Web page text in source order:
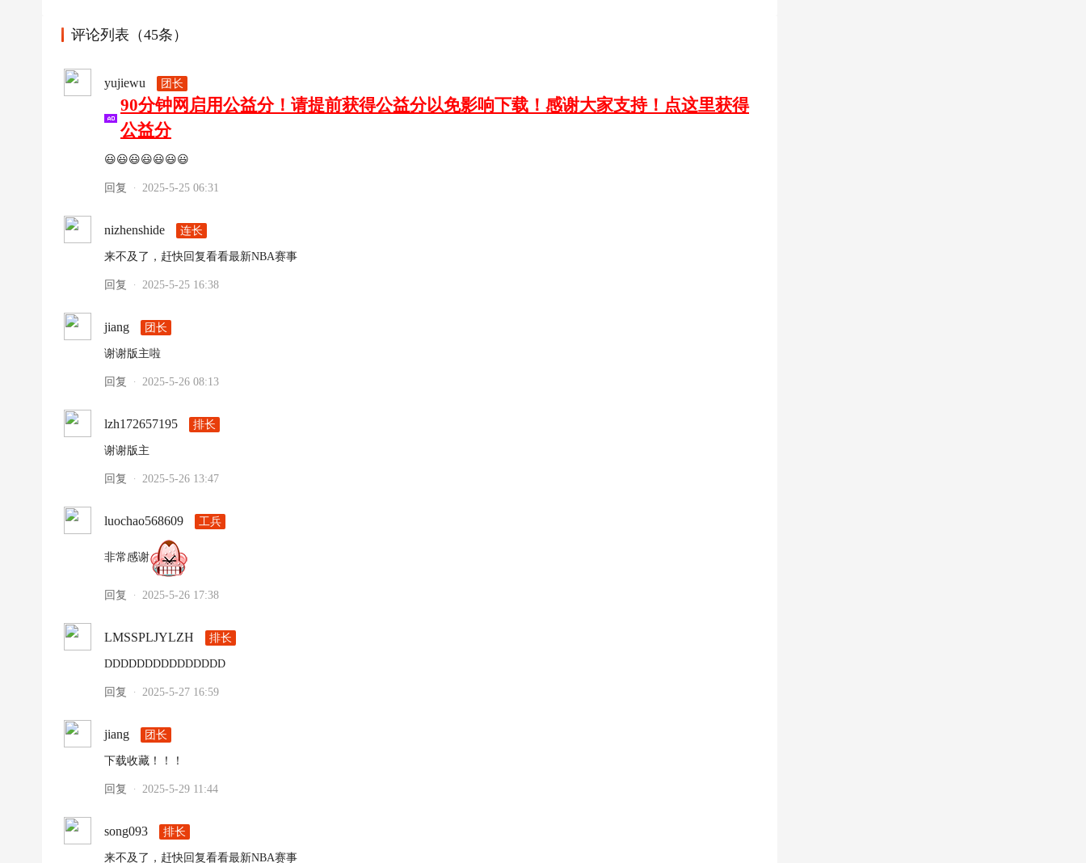
评论列表（45条）
yujiewu 团长
90分钟网启用公益分！请提前获得公益分以免影响下载！感谢大家支持！点这里获得
公益分
😃😃😃😃😃😃😃
回复 · 2025-5-25 06:31
nizhenshide 连长
来不及了，赶快回复看看最新NBA赛事
回复 · 2025-5-25 16:38
jiang 团长
谢谢版主啦
回复 · 2025-5-26 08:13
lzh172657195 排长
谢谢版主
回复 · 2025-5-26 13:47
luochao568609 工兵
非常感谢
回复 · 2025-5-26 17:38
LMSSPLJYLZH 排长
DDDDDDDDDDDDDDD
回复 · 2025-5-27 16:59
jiang 团长
下载收藏！！！
回复 · 2025-5-29 11:44
song093 排长
来不及了，赶快回复看看最新NBA赛事